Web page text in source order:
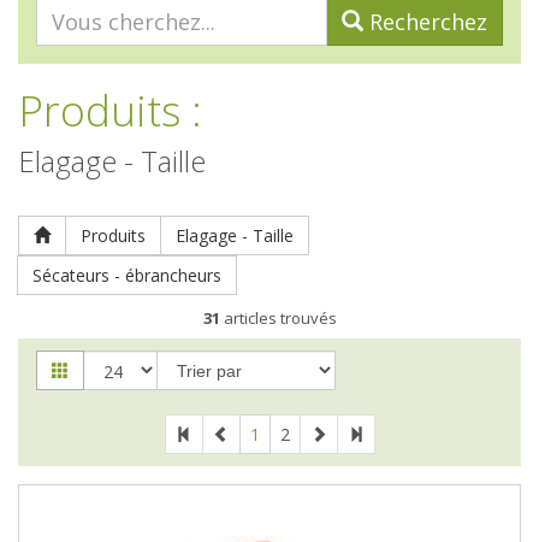
Recherchez
Produits :
Elagage - Taille
Produits
Elagage - Taille
Sécateurs - ébrancheurs
31 articles trouvés
1 2